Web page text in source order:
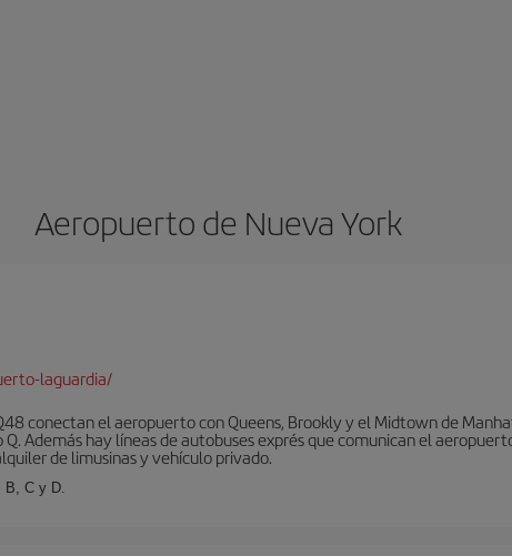
Aeropuerto de Nueva York
laguardia/
conectan el aeropuerto con Queens, Brookly y el Midtown de
Además hay líneas de autobuses exprés que comunican el
de limusinas y vehículo privado.
B, C y D.